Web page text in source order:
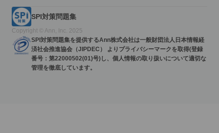
SPI対策問題集
Copyright © Ann, Inc. 2025
SPI対策問題集を提供するAnn株式会社は一般財団法人日本情報経
済社会推進協会（JIPDEC） よりプライバシーマークを取得(登録
番号：第22000502(01)号)し、個人情報の取り扱いについて適切な
管理を徹底しています。